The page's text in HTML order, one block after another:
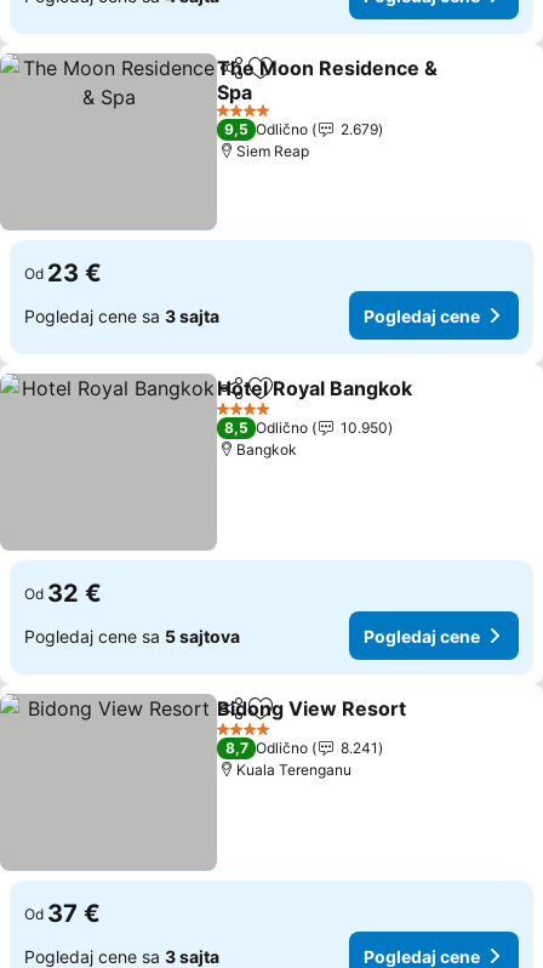
Deli Dodati u favorite
The Moon Residence &
Spa
4 Zvezdice
9,5 Odlično
2.679
Siem Reap
Od 23 €
Pogledaj cene sa 3 sajta Pogledaj cene
Deli Dodati u favorite
Hotel Royal Bangkok
4 Zvezdice
8,5 Odlično
10.950
Bangkok
Od 32 €
Pogledaj cene sa 5 sajtova Pogledaj cene
Deli Dodati u favorite
Bidong View Resort
4 Zvezdice
8,7 Odlično
8.241
Kuala Terenganu
Od 37 €
Pogledaj cene sa 3 sajta Pogledaj cene